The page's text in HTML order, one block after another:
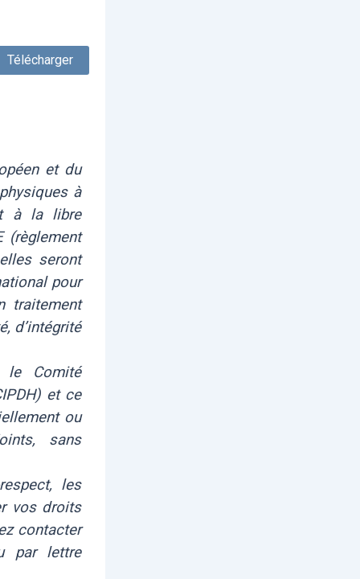
Télécharger
et du
à
à la libre
(règlement
seront
pour
traitement
d’intégrité
le Comité
et ce
ou
sans
les
vos droits
contacter
par lettre